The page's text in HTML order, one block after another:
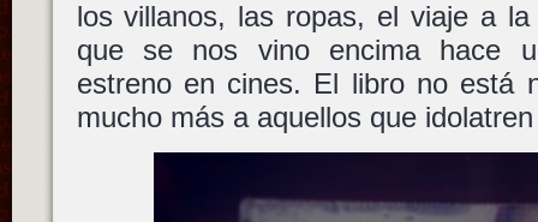
los villanos, las ropas, el viaje a
que se nos vino encima hace
estreno en cines. El libro no está
mucho más a aquellos que